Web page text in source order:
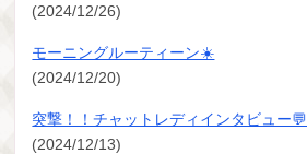
(2024/12/26)
モーニングルーティーン☀️
(2024/12/20)
突撃！！チャットレディインタビュー💬
(2024/12/13)